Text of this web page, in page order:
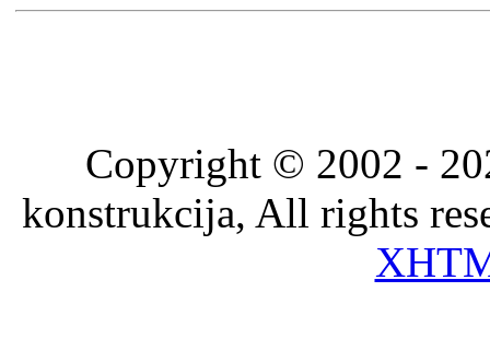
Copyright © 2002 -
konstrukcija, All rights